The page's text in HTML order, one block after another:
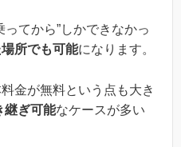
てから”しかできなかっ
所でも可能になります。
金が無料という点も大き
継ぎ可能なケースが多い